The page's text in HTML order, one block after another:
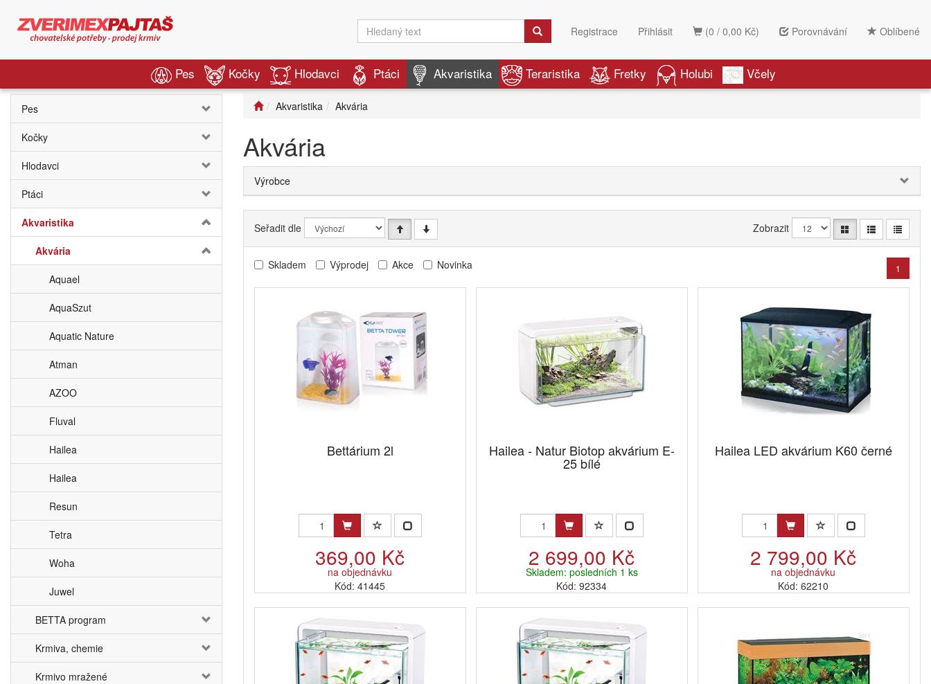
(0 / 0,00 Kč) Porovnávání Oblíbené
Registrace Přihlásit
Pes Kočky Hlodavci Ptáci Akvaristika Teraristika Fretky Holubi Včely
Pes
Kočky
Hlodavci
Ptáci
Akvaristika
Akvária
Aquael
AquaSzut
Aquatic Nature
Atman
AZOO
Fluval
Hailea
Hailea
Resun
Tetra
Woha
Juwel
BETTA program
Krmiva, chemie
Krmivo mražené
Akvaristika Akvária
Akvária
Výrobce
Seřadit dle Zobrazit
Skladem Výprodej Akce Novinka 1
Bettárium 2l
369,00 Kč
na objednávku
Kód: 41445
Hailea - Natur Biotop akvárium E-
25 bílé
2 699,00 Kč
Skladem: posledních 1 ks
Kód: 92334
Hailea LED akvárium K60 černé
2 799,00 Kč
na objednávku
Kód: 62210